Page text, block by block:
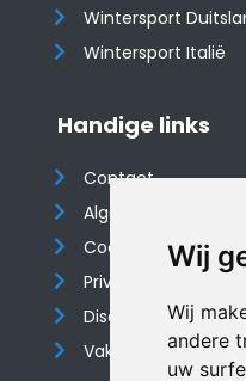
Wij
Wij
andere
uw
Wintersport
Wintersport Italië
Handige links
Contact
Algemene
Cookieverklaring
Privacyverklaring
Disclaimer
Vakantiehuis